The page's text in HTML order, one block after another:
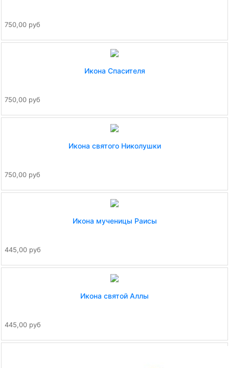
750,00 руб
Икона Спасителя
750,00 руб
Икона святого Николушки
750,00 руб
Икона мученицы Раисы
445,00 руб
Икона святой Аллы
445,00 руб